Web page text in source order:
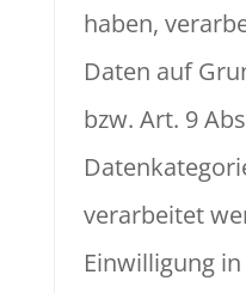
haben,
Daten auf
bzw. Art. 9
verarbeitet
Einwilligung